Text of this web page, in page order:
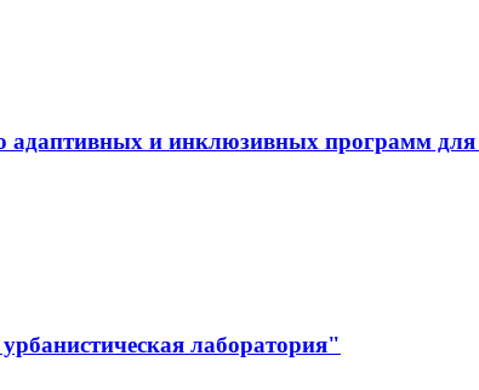
и инклюзивных программ для
лаборатория"